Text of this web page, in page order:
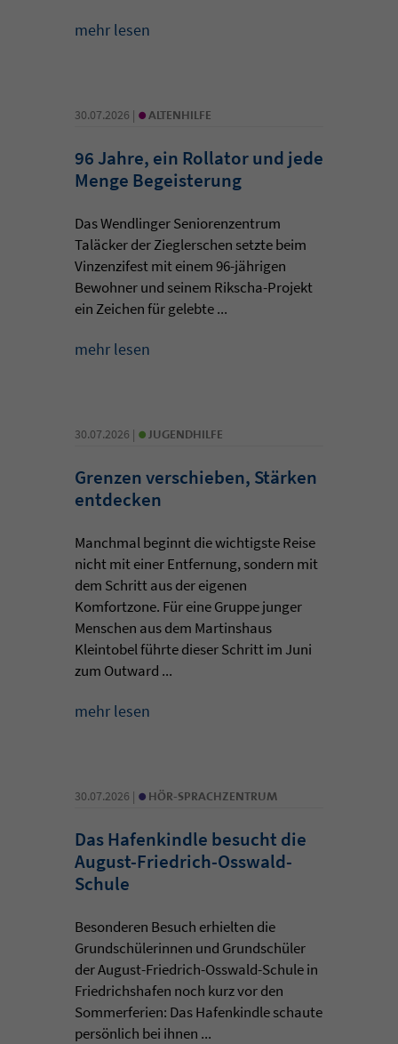
mehr lesen
30.07.2026 | • ALTENHILFE
96 Jahre, ein Rollator und jede
Menge Begeisterung
Das Wendlinger Seniorenzentrum
Taläcker der Zieglerschen setzte beim
Vinzenzifest mit einem 96-jährigen
Bewohner und seinem Rikscha-Projekt
ein Zeichen für gelebte ...
mehr lesen
30.07.2026 | • JUGENDHILFE
Grenzen verschieben, Stärken
entdecken
Manchmal beginnt die wichtigste Reise
nicht mit einer Entfernung, sondern mit
dem Schritt aus der eigenen
Komfortzone. Für eine Gruppe junger
Menschen aus dem Martinshaus
Kleintobel führte dieser Schritt im Juni
zum Outward ...
mehr lesen
30.07.2026 | • HÖR-SPRACHZENTRUM
Das Hafenkindle besucht die
August-Friedrich-Osswald-
Schule
Besonderen Besuch erhielten die
Grundschülerinnen und Grundschüler
der August-Friedrich-Osswald-Schule in
Friedrichshafen noch kurz vor den
Sommerferien: Das Hafenkindle schaute
persönlich bei ihnen ...